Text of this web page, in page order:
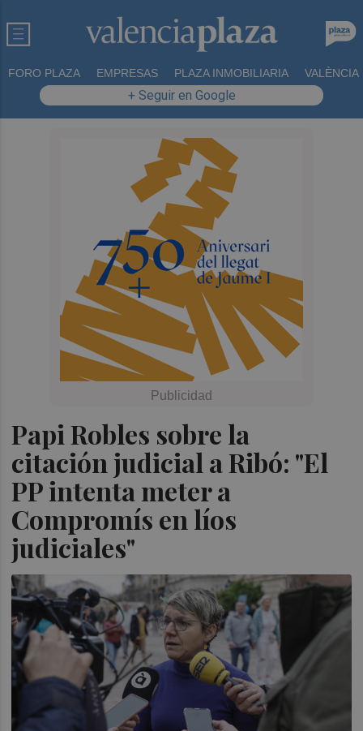
FORO PLAZA EMPRESAS PLAZA INMOBILIARIA VALÈNCIA
+ Seguir en Google
Papi Robles sobre la
citación judicial a Ribó: "El
PP intenta meter a
Compromís en líos
judiciales"